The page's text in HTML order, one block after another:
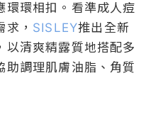
環環相扣。看準成人痘
， SISLEY推出全新
以清爽精露質地搭配多
助調理肌膚油脂、角質